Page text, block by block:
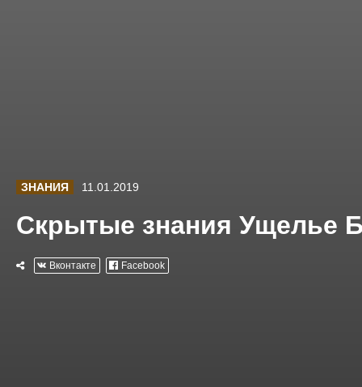
ЗНАНИЯ 11.01.2019
Скрытые знания Ущелье
Вконтакте Facebook